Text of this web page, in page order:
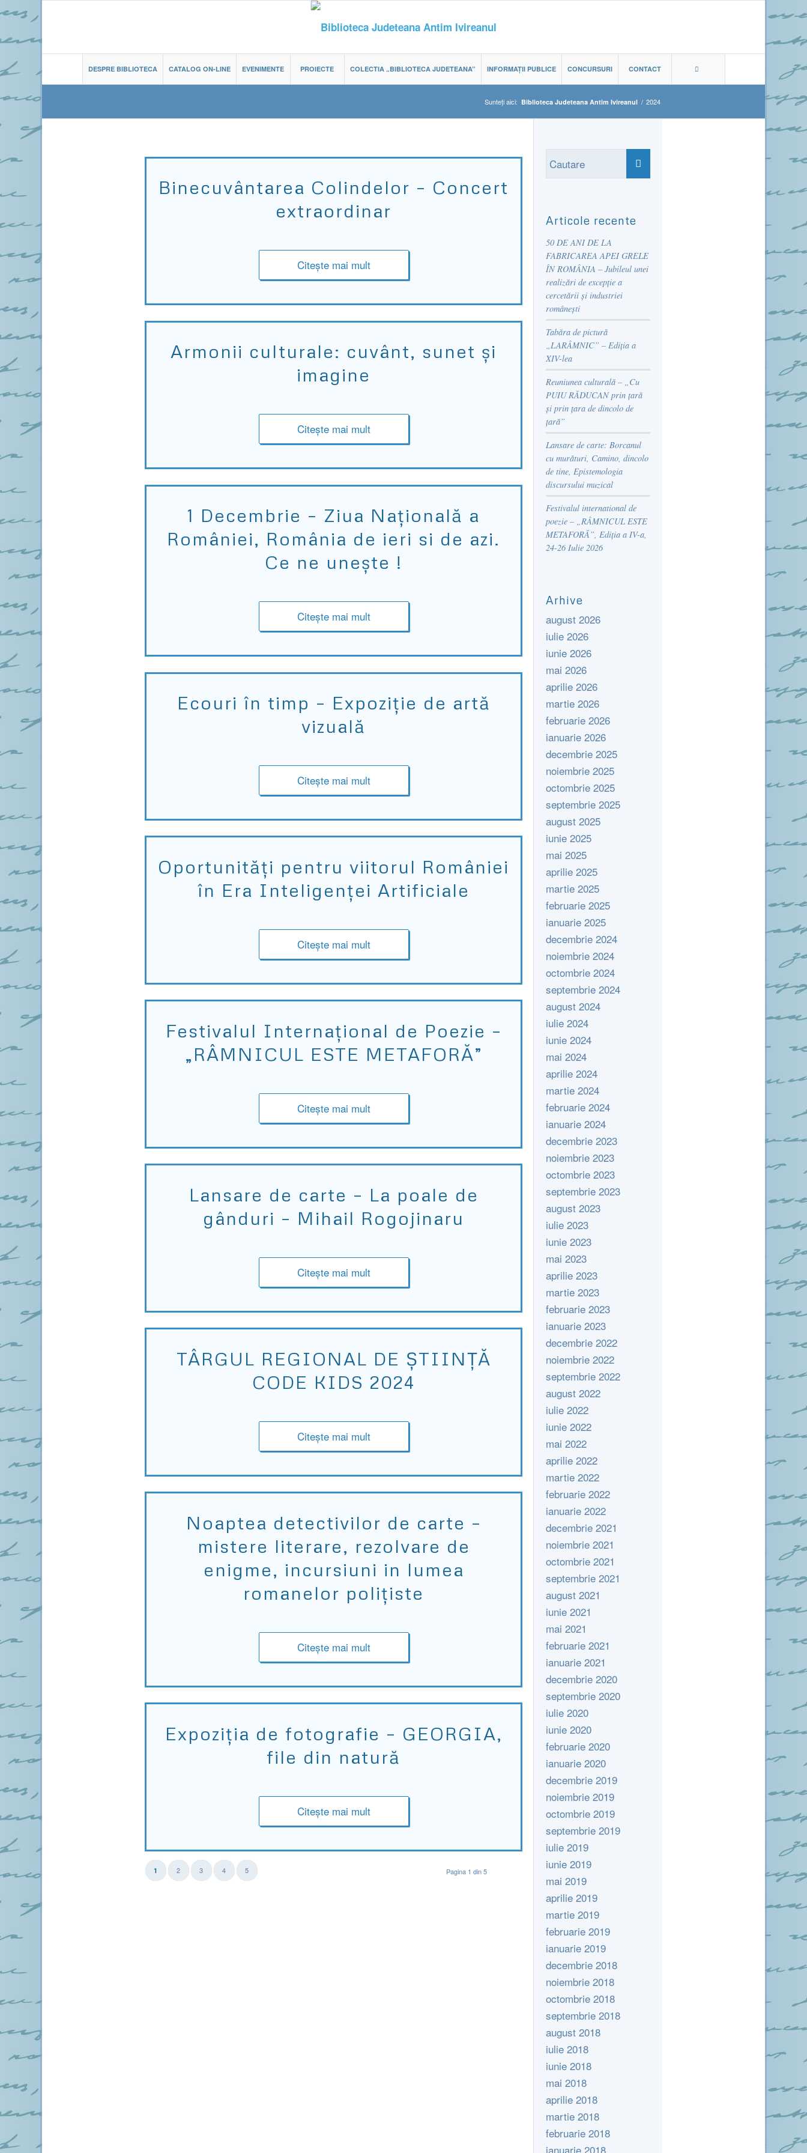
DESPRE BIBLIOTECA CATALOG ON-LINE EVENIMENTE PROIECTE COLECTIA „BIBLIOTECA JUDETEANA” INFORMAȚII PUBLICE CONCURSURI CONTACT
Sunteți aici: Biblioteca Judeteana Antim Ivireanul / 2024
Binecuvântarea Colindelor – Concert
extraordinar
Citește mai mult
Armonii culturale: cuvânt, sunet și
imagine
Citește mai mult
1 Decembrie – Ziua Națională a
României, România de ieri si de azi.
Ce ne unește !
Citește mai mult
Ecouri în timp – Expoziție de artă
vizuală
Citește mai mult
Oportunități pentru viitorul României
în Era Inteligenței Artificiale
Citește mai mult
Festivalul Internațional de Poezie –
„RÂMNICUL ESTE METAFORĂ”
Citește mai mult
Lansare de carte – La poale de
gânduri – Mihail Rogojinaru
Citește mai mult
TÂRGUL REGIONAL DE ȘTIINȚĂ
CODE KIDS 2024
Citește mai mult
Noaptea detectivilor de carte –
mistere literare, rezolvare de
enigme, incursiuni in lumea
romanelor polițiste
Citește mai mult
Expoziția de fotografie – GEORGIA,
file din natură
Citește mai mult
Pagina 1 din 5
1 2 3 4 5
Articole recente
50 DE ANI DE LA
FABRICAREA APEI GRELE
ÎN ROMÂNIA – Jubileul unei
realizări de excepție a
cercetării și industriei
românești
Tabăra de pictură
„LARÂMNIC” – Ediția a
XIV-lea
Reuniunea culturală – „Cu
PUIU RĂDUCAN prin țară
și prin țara de dincolo de
țară”
Lansare de carte: Borcanul
cu murături, Camino, dincolo
de tine, Epistemologia
discursului muzical
Festivalul international de
poezie – „RÂMNICUL ESTE
METAFORĂ”, Ediția a IV-a,
24-26 Iulie 2026
Arhive
august 2026
iulie 2026
iunie 2026
mai 2026
aprilie 2026
martie 2026
februarie 2026
ianuarie 2026
decembrie 2025
noiembrie 2025
octombrie 2025
septembrie 2025
august 2025
iunie 2025
mai 2025
aprilie 2025
martie 2025
februarie 2025
ianuarie 2025
decembrie 2024
noiembrie 2024
octombrie 2024
septembrie 2024
august 2024
iulie 2024
iunie 2024
mai 2024
aprilie 2024
martie 2024
februarie 2024
ianuarie 2024
decembrie 2023
noiembrie 2023
octombrie 2023
septembrie 2023
august 2023
iulie 2023
iunie 2023
mai 2023
aprilie 2023
martie 2023
februarie 2023
ianuarie 2023
decembrie 2022
noiembrie 2022
septembrie 2022
august 2022
iulie 2022
iunie 2022
mai 2022
aprilie 2022
martie 2022
februarie 2022
ianuarie 2022
decembrie 2021
noiembrie 2021
octombrie 2021
septembrie 2021
august 2021
iunie 2021
mai 2021
februarie 2021
ianuarie 2021
decembrie 2020
septembrie 2020
iulie 2020
iunie 2020
februarie 2020
ianuarie 2020
decembrie 2019
noiembrie 2019
octombrie 2019
septembrie 2019
iulie 2019
iunie 2019
mai 2019
aprilie 2019
martie 2019
februarie 2019
ianuarie 2019
decembrie 2018
noiembrie 2018
octombrie 2018
septembrie 2018
august 2018
iulie 2018
iunie 2018
mai 2018
aprilie 2018
martie 2018
februarie 2018
ianuarie 2018